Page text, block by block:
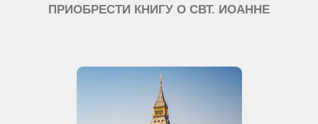
ПРИОБРЕСТИ КНИГУ О СВТ. ИОАННЕ